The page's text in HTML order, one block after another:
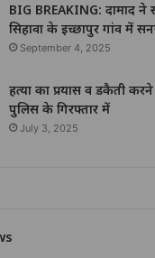
BIG BREAKING: दामाद ने
सिहावा के इच्छापुर गांव में
September 4, 2025
हत्या का प्रयास व डकैती
पुलिस के गिरफ्तार में
July 3, 2025